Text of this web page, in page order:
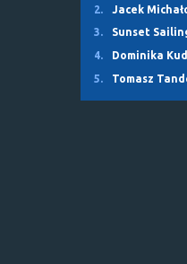
2.
Jacek
3.
Sunset
4.
Dominika
5.
Tomasz